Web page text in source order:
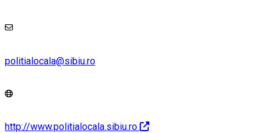
politialocala@sibiu.ro
http://www.politialocala.sibiu.ro